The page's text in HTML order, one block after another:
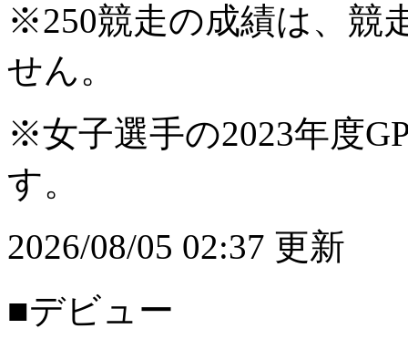
※250競走の成績は、競
せん。
※女子選手の2023年度
す。
2026/08/05 02:37 更新
■デビュー